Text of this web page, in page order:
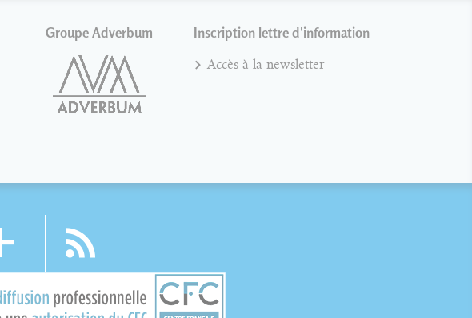
Groupe Adverbum Inscription lettre d'information
Accès à la newsletter